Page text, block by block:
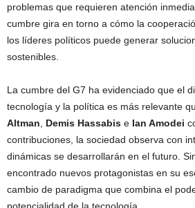
problemas que requieren atención
cumbre gira en torno a cómo la
los líderes políticos puede generar
sostenibles.
La cumbre del G7 ha evidenciado que el
tecnología y la política es más relevante
Altman
Demis Hassabis e Ian Amodei
contribuciones, la sociedad observa con
dinámicas se desarrollarán en el futuro.
encontrado nuevos protagonistas en su
cambio de paradigma que combina el